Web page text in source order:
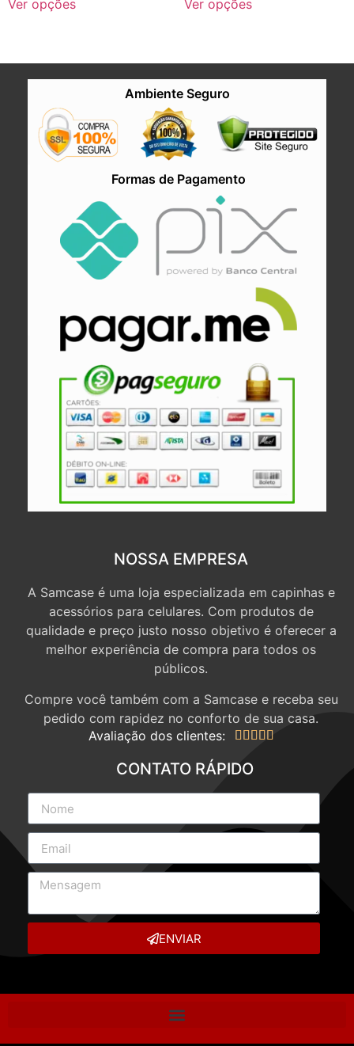
Ver opções Ver opções
Ambiente Seguro
Formas de Pagamento
NOSSA EMPRESA
A Samcase é uma loja especializada em capinhas e
acessórios para celulares. Com produtos de
qualidade e preço justo nosso objetivo é oferecer a
melhor experiência de compra para todos os
públicos.
Compre você também com a Samcase e receba seu
pedido com rapidez no conforto de sua casa.
Avaliação dos clientes:
    
CONTATO RÁPIDO
ENVIAR